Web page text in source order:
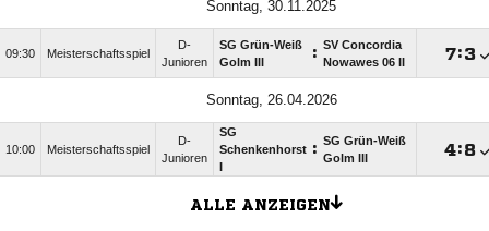
Sonntag, 30.11.2025
09:30 Meisterschaftsspiel
D-
Junioren
SG Grün-Weiß
Golm III
: SV Concordia
Nowawes 06 II
:
Sonntag, 26.04.2026
10:00 Meisterschaftsspiel
D-
Junioren
SG
Schenkenhorst : SG Grün-Weiß
Golm III
:
ALLE ANZEIGEN